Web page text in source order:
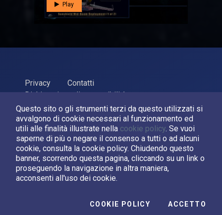
Questo sito o gli strumenti terzi da questo utilizzati si
avvalgono di cookie necessari al funzionamento ed
utili alle finalità illustrate nella cookie policy. Se vuoi
saperne di più o negare il consenso a tutti o ad alcuni
cookie, consulta la cookie policy. Chiudendo questo
banner, scorrendo questa pagina, cliccando su un link o
proseguendo la navigazione in altra maniera,
acconsenti all'uso dei cookie.
COOKIE POLICY ACCETTO
Play
Privacy
Contatti
Dichiarazione di accessibilità
ASI Agenzia Spaziale Italiana, 2026. P.Iva 03638121008
Sviluppato daLPM
Seguici su:
Asi su Facebook
Asi su XCanale Asi su YouTube